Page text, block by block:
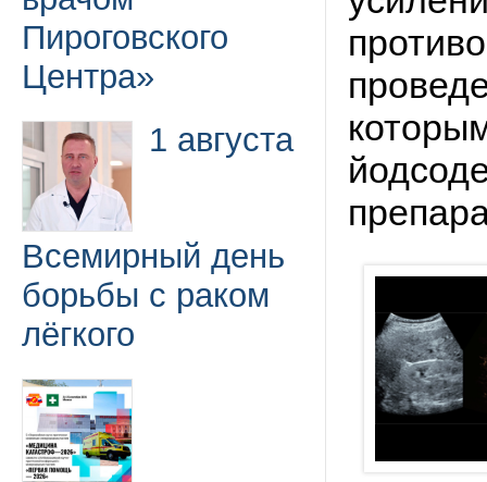
Пироговского
Центра»
1 августа
Всемирный день
борьбы с раком
лёгкого